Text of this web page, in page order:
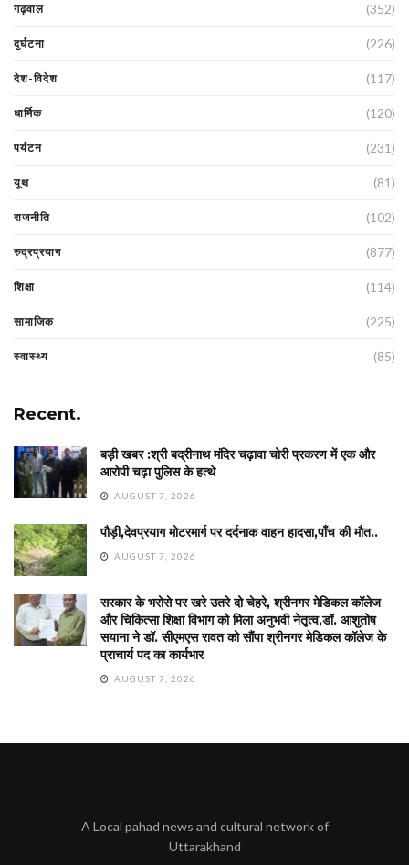
गढ़वाल (352)
दुर्घटना (226)
देश-विदेश (117)
धार्मिक (120)
पर्यटन (231)
यूथ (81)
राजनीति (102)
रुद्रप्रयाग (877)
शिक्षा (114)
सामाजिक (225)
स्वास्थ्य (85)
Recent.
बड़ी खबर :श्री बद्रीनाथ मंदिर चढ़ावा चोरी प्रकरण में एक और
आरोपी चढ़ा पुलिस के हत्थे
AUGUST 7, 2026
पौड़ी,देवप्रयाग मोटरमार्ग पर दर्दनाक वाहन हादसा,पाँच की मौत..
AUGUST 7, 2026
सरकार के भरोसे पर खरे उतरे दो चेहरे, श्रीनगर मेडिकल कॉलेज
और चिकित्सा शिक्षा विभाग को मिला अनुभवी नेतृत्व,डॉ. आशुतोष
सयाना ने डॉ. सीएमएस रावत को सौंपा श्रीनगर मेडिकल कॉलेज के
प्राचार्य पद का कार्यभार
AUGUST 7, 2026
A Local pahad news and cultural network of
Uttarakhand